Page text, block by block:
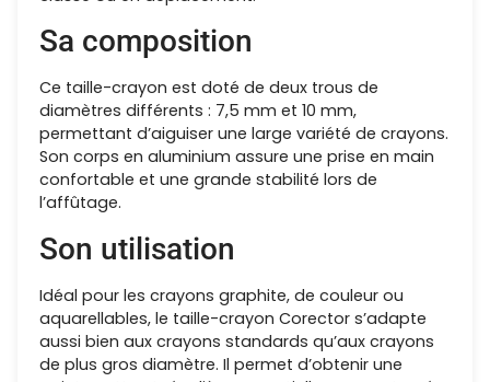
Sa composition
Ce taille-crayon est doté de deux trous de
diamètres différents : 7,5 mm et 10 mm,
permettant d’aiguiser une large variété de crayons.
Son corps en aluminium assure une prise en main
confortable et une grande stabilité lors de
l’affûtage.
Son utilisation
Idéal pour les crayons graphite, de couleur ou
aquarellables, le taille-crayon Corector s’adapte
aussi bien aux crayons standards qu’aux crayons
de plus gros diamètre. Il permet d’obtenir une